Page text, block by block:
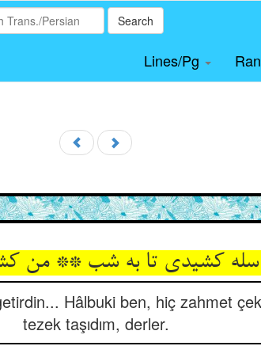
Search
Lines/Pg
کشیدی تا به شب ** من
Hâlbuki ben, hiç zahmet
tezek taşıdım, derler.